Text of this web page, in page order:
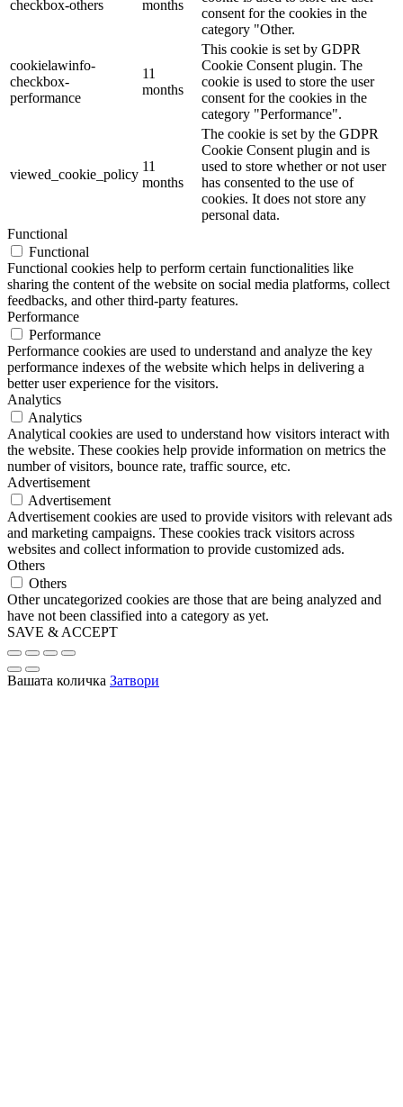
checkbox-others
months
consent for the cookies in the
category "Other.
cookielawinfo-
checkbox-
performance
11
months
This cookie is set by GDPR
Cookie Consent plugin. The
cookie is used to store the user
consent for the cookies in the
category "Performance".
viewed_cookie_policy
11
months
The cookie is set by the GDPR
Cookie Consent plugin and is
used to store whether or not user
has consented to the use of
cookies. It does not store any
personal data.
Functional
Functional
Functional cookies help to perform certain functionalities like
sharing the content of the website on social media platforms, collect
feedbacks, and other third-party features.
Performance
Performance
Performance cookies are used to understand and analyze the key
performance indexes of the website which helps in delivering a
better user experience for the visitors.
Analytics
Analytics
Analytical cookies are used to understand how visitors interact with
the website. These cookies help provide information on metrics the
number of visitors, bounce rate, traffic source, etc.
Advertisement
Advertisement
Advertisement cookies are used to provide visitors with relevant ads
and marketing campaigns. These cookies track visitors across
websites and collect information to provide customized ads.
Others
Others
Other uncategorized cookies are those that are being analyzed and
have not been classified into a category as yet.
SAVE & ACCEPT
Вашата количка Затвори